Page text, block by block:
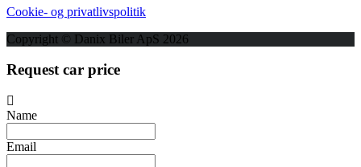
Cookie- og privatlivspolitik
Copyright © Danix Biler ApS 2026
Request car price
Name
Email